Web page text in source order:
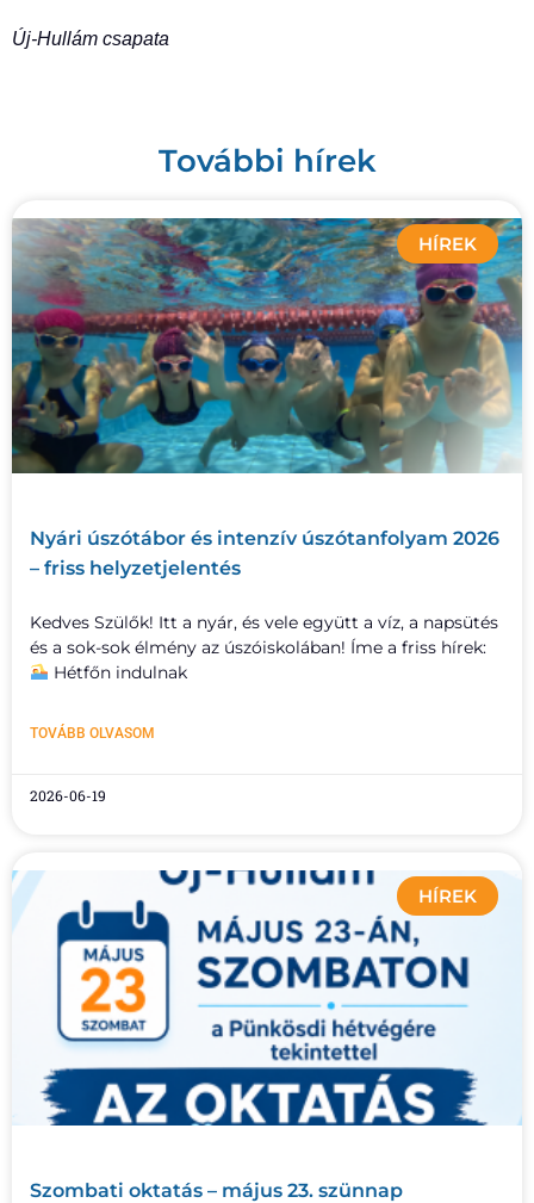
Új-Hullám csapata
További hírek
HÍREK
Nyári úszótábor és intenzív úszótanfolyam 2026
– friss helyzetjelentés
Kedves Szülők! Itt a nyár, és vele együtt a víz, a napsütés
és a sok-sok élmény az úszóiskolában! Íme a friss hírek:
Hétfőn indulnak
TOVÁBB OLVASOM
2026-06-19
HÍREK
Szombati oktatás – május 23. szünnap